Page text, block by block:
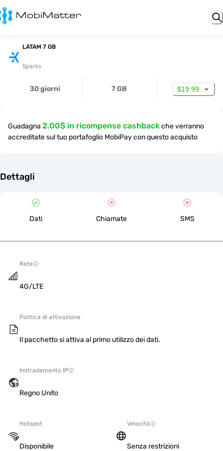
LATAM 7 GB
Sparks
30 giorni 7 GB $19.99
Guadagna 2.00$ in ricompense cashbackche verranno
accreditate sul tuo portafoglio MobiPay con questo acquisto
Dettagli
Dati Chiamate SMS
Rete
4G/LTE
Politica di attivazione
Il pacchetto si attiva al primo utilizzo dei dati.
Instradamento IP
Regno Unito
Hotspot
Disponibile
Velocità
Senza restrizioni